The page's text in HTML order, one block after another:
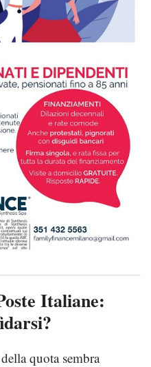
Italiane:
quota sembra